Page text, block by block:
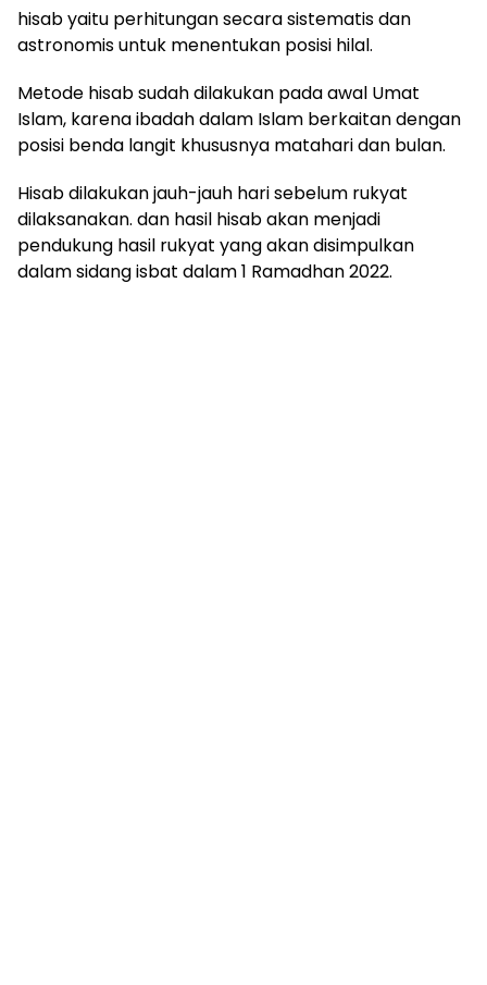
hisab yaitu perhitungan secara sistematis dan
astronomis untuk menentukan posisi hilal.
Metode hisab sudah dilakukan pada awal Umat
Islam, karena ibadah dalam Islam berkaitan dengan
posisi benda langit khususnya matahari dan bulan.
Hisab dilakukan jauh-jauh hari sebelum rukyat
dilaksanakan. dan hasil hisab akan menjadi
pendukung hasil rukyat yang akan disimpulkan
dalam sidang isbat dalam 1 Ramadhan 2022.